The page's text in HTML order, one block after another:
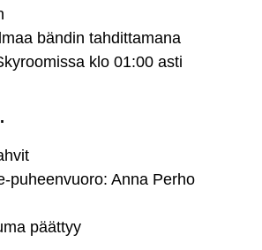
bändin tahdittamana
klo 01:00 asti
puheenvuoro: Anna Perho
päättyy